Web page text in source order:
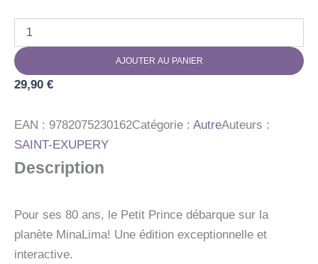
LE
PETIT
PRINCE
ILLUSTREE
INTERACTIVE
-
GRAPHISME
DE
MINALIMA
AJOUTER AU PANIER
29,90 €
EAN : 9782075230162Catégorie : AutreAuteurs :
SAINT-EXUPERY
Description
Pour ses 80 ans, le Petit Prince débarque sur la
planète MinaLima! Une édition exceptionnelle et
interactive.